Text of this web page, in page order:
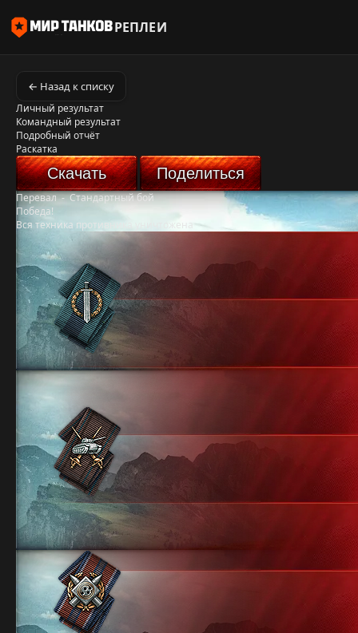
РЕПЛЕИ
← Назад к списку
Личный результат
Командный результат
Подробный отчёт
Раскатка
Скачать Поделиться
Перевал-Стандартный бой
Победа!
Вся техника противника уничтожена